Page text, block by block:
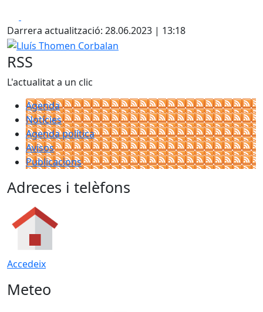
Darrera actualització: 28.06.2023 | 13:18
Lluís Thomen Corbalan
RSS
L'actualitat a un clic
Agenda
Notícies
Agenda política
Avisos
Publicacions
Adreces i telèfons
Accedeix
Meteo